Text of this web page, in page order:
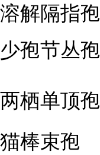
溶解隔指孢
少孢节丛孢
两栖单顶孢
猫棒束孢